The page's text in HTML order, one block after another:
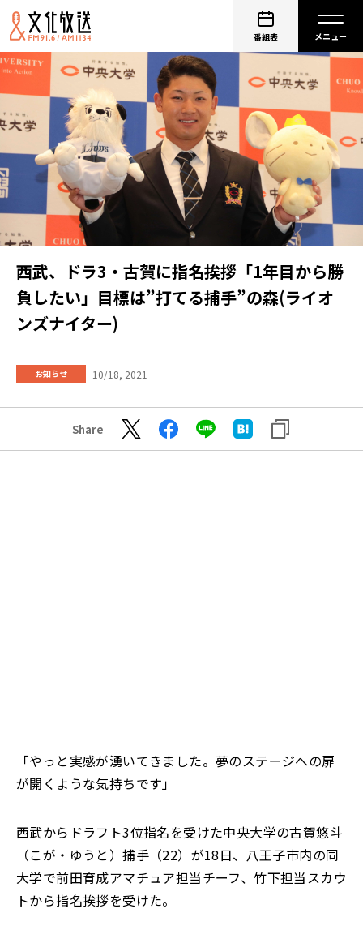
番組表
西武、ドラ3・古賀に指名挨拶「1年目から勝
負したい」目標は”打てる捕手”の森(ライオ
ンズナイター)
お知らせ 10/18, 2021
Share
「やっと実感が湧いてきました。夢のステージへの扉
が開くような気持ちです」
西武からドラフト3位指名を受けた中央大学の古賀悠斗
（こが・ゆうと）捕手（22）が18日、八王子市内の同
大学で前田育成アマチュア担当チーフ、竹下担当スカウ
トから指名挨拶を受けた。